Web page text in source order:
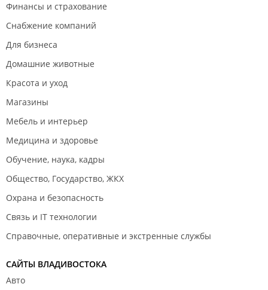
Финансы и страхование
Снабжение компаний
Для бизнеса
Домашние животные
Красота и уход
Магазины
Мебель и интерьер
Медицина и здоровье
Обучение, наука, кадры
Общество, Государство, ЖКХ
Охрана и безопасность
Связь и IT технологии
Справочные, оперативные и экстренные службы
САЙТЫ ВЛАДИВОСТОКА
Авто